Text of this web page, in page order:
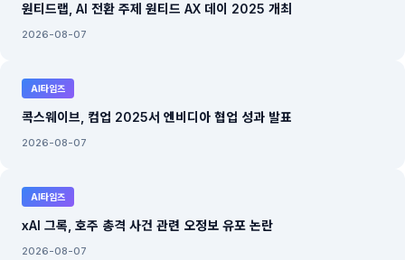
원티드랩, AI 전환 주제 원티드 AX 데이 2025 개최
2026-08-07
AI타임즈
콕스웨이브, 컴업 2025서 엔비디아 협업 성과 발표
2026-08-07
AI타임즈
xAI 그록, 호주 총격 사건 관련 오정보 유포 논란
2026-08-07